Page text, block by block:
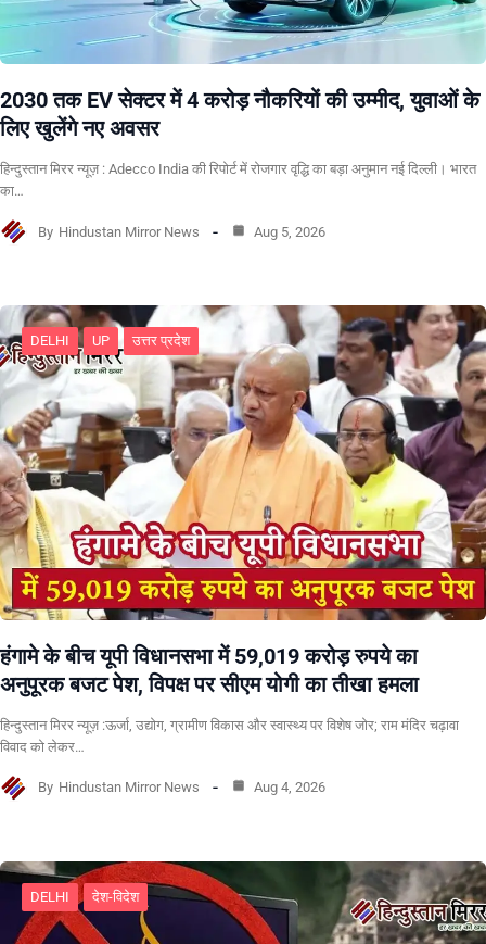
2030 तक EV सेक्टर में 4 करोड़ नौकरियों की उम्मीद, युवाओं के
लिए खुलेंगे नए अवसर
हिन्दुस्तान मिरर न्यूज़ : Adecco India की रिपोर्ट में रोजगार वृद्धि का बड़ा अनुमान नई दिल्ली। भारत
का…
By Hindustan Mirror News Aug 5, 2026
DELHI UP उत्तर प्रदेश
हंगामे के बीच यूपी विधानसभा में 59,019 करोड़ रुपये का
अनुपूरक बजट पेश, विपक्ष पर सीएम योगी का तीखा हमला
हिन्दुस्तान मिरर न्यूज़ :ऊर्जा, उद्योग, ग्रामीण विकास और स्वास्थ्य पर विशेष जोर; राम मंदिर चढ़ावा
विवाद को लेकर…
By Hindustan Mirror News Aug 4, 2026
DELHI देश-विदेश